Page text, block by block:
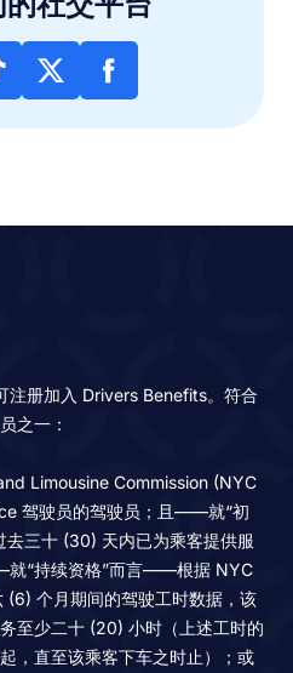
注册加入 Drivers Benefits。符合
之一：
Limousine Commission (NYC
驾驶员的驾驶员；且——就“初
三十 (30) 天内已为乘客提供服
“持续资格”而言——根据 NYC
(6) 个月期间的驾驶工时数据，该
至少二十 (20) 小时（上述工时的
，直至该乘客下车之时止）；或